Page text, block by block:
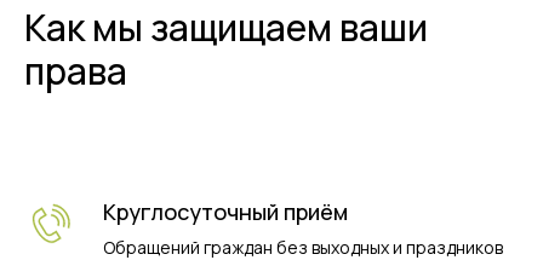
Как мы защищаем ваши
права
Круглосуточный приём
Обращений граждан без выходных и праздников